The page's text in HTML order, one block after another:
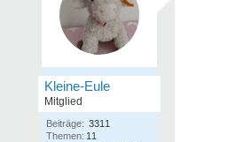
Kleine-Eule
Mitglied
Beiträge: 3311
Themen: 11